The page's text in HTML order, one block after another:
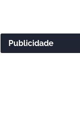
Publicidade